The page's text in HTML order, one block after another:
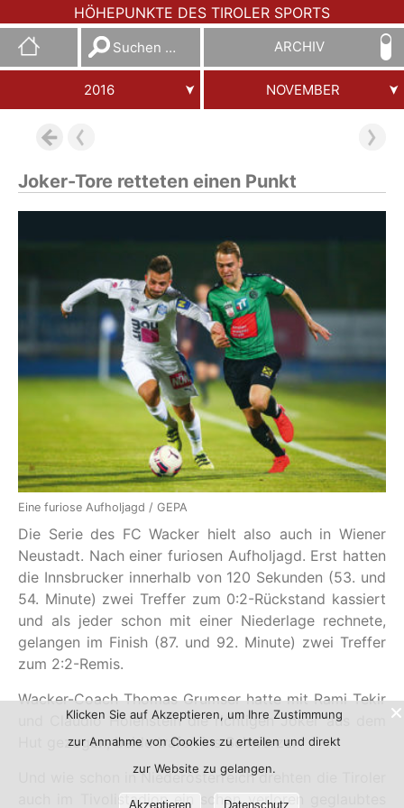
HÖHEPUNKTE DES TIROLER SPORTS
Suchen
nach:
ARCHIV
2016 NOVEMBER
Joker-Tore retteten einen Punkt
Eine furiose Aufholjagd / GEPA
Die Serie des FC Wacker hielt also auch in Wiener
Neustadt. Nach einer furiosen Aufholjagd. Erst hatten
die Innsbrucker innerhalb von 120 Sekunden (53. und
54. Minute) zwei Treffer zum 0:2-Rückstand kassiert
und als jeder schon mit einer Niederlage rechnete,
gelangen im Finish (87. und 92. Minute) zwei Treffer
zum 2:2-Remis.
Wacker-Coach Thomas Grumser hatte mit Rami Tekir
und Claudio Holenstein die richtigen Joker aus dem
Hut gezogen, beide trafen ins Schwarze.
Und wie schon in Niederösterreich drehten die Tiroler
auch im Tivolistadion ein schon verloren geglaubtes
Klicken Sie auf Akzeptieren, um Ihre Zustimmung
zur Annahme von Cookies zu erteilen und direkt
zur Website zu gelangen.
Akzeptieren Datenschutz